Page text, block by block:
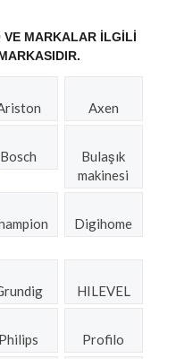
VE MARKALAR ILGILI
Axen
Bosch
Bulaşık
makinesi
Digihome
HILEVEL
Philips Profilo